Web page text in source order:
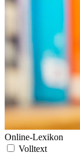
Online-Lexikon
Volltext